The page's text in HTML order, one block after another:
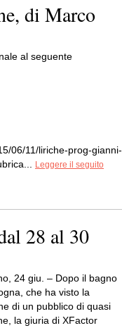
di Marco
al seguente
06/11/liriche-prog-gianni-
Leggere il seguito
28 al 30
24 giu. – Dopo il bagno
che ha visto la
di un pubblico di quasi
la giuria di XFactor